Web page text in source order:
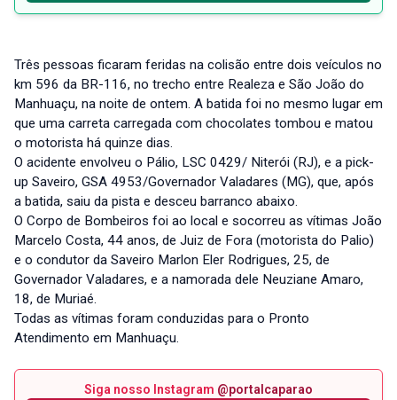
Três pessoas ficaram feridas na colisão entre dois veículos no
km 596 da BR-116, no trecho entre Realeza e São João do
Manhuaçu, na noite de ontem. A batida foi no mesmo lugar em
que uma carreta carregada com chocolates tombou e matou
o motorista há quinze dias.
O acidente envolveu o Pálio, LSC 0429/ Niterói (RJ), e a pick-
up Saveiro, GSA 4953/Governador Valadares (MG), que, após
a batida, saiu da pista e desceu barranco abaixo.
O Corpo de Bombeiros foi ao local e socorreu as vítimas João
Marcelo Costa, 44 anos, de Juiz de Fora (motorista do Palio)
e o condutor da Saveiro Marlon Eler Rodrigues, 25, de
Governador Valadares, e a namorada dele Neuziane Amaro,
18, de Muriaé.
Todas as vítimas foram conduzidas para o Pronto
Atendimento em Manhuaçu.
Siga nosso Instagram @portalcaparao